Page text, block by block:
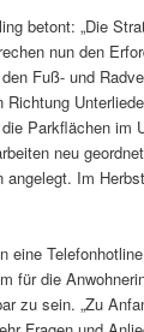
betont: „Die
nun den
Fuß- und
Parkflächen im
neu
angelegt. Im
eine
für die
zu sein. „Zu